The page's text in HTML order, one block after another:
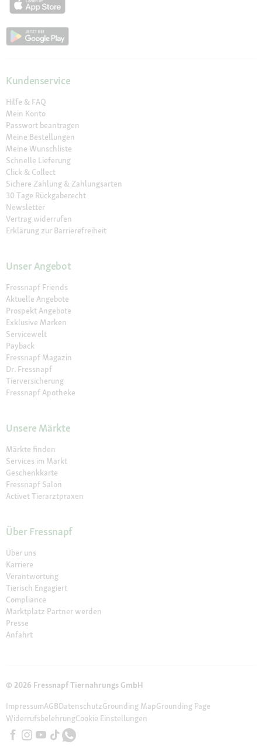
Kundenservice
Hilfe & FAQ
Mein Konto
Passwort beantragen
Meine Bestellungen
Meine Wunschliste
Schnelle Lieferung
Click & Collect
Sichere Zahlung & Zahlungsarten
30 Tage Rückgaberecht
Newsletter
Vertrag widerrufen
Erklärung zur Barrierefreiheit
Unser Angebot
Fressnapf Friends
Aktuelle Angebote
Prospekt Angebote
Exklusive Marken
Servicewelt
Payback
Fressnapf Magazin
Dr. Fressnapf
Tierversicherung
Fressnapf Apotheke
Unsere Märkte
Märkte finden
Services im Markt
Geschenkkarte
Fressnapf Salon
Activet Tierarztpraxen
Über Fressnapf
Über uns
Karriere
Verantwortung
Tierisch Engagiert
Compliance
Marktplatz Partner werden
Presse
Anfahrt
© 2026 Fressnapf Tiernahrungs GmbH
ImpressumAGBDatenschutzGrounding MapGrounding Page
WiderrufsbelehrungCookie Einstellungen